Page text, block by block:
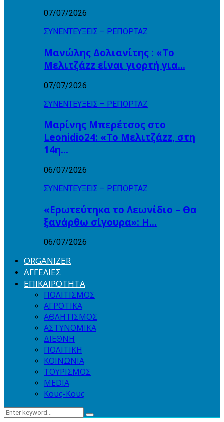
07/07/2026
ΣΥΝΕΝΤΕΥΞΕΙΣ – ΡΕΠΟΡΤΑΖ
Μανώλης Δολιανίτης : «Το
Μελιτζάzz είναι γιορτή για…
07/07/2026
ΣΥΝΕΝΤΕΥΞΕΙΣ – ΡΕΠΟΡΤΑΖ
Μαρίνης Μπερέτσος στο
Leonidio24: «Το Μελιτζάzz, στη
14η…
06/07/2026
ΣΥΝΕΝΤΕΥΞΕΙΣ – ΡΕΠΟΡΤΑΖ
«Ερωτεύτηκα το Λεωνίδιο – Θα
ξανάρθω σίγουρα»: Η…
06/07/2026
ORGANIZER
ΑΓΓΕΛΙΕΣ
ΕΠΙΚΑΙΡΟΤΗΤΑ
ΠΟΛΙΤΙΣΜΟΣ
ΑΓΡΟΤΙΚΑ
ΑΘΛΗΤΙΣΜΟΣ
ΑΣΤΥΝΟΜΙΚΑ
ΔΙΕΘΝΗ
ΠΟΛΙΤΙΚΗ
ΚΟΙΝΩΝΙΑ
ΤΟΥΡΙΣΜΟΣ
MEDIA
Κους-Κους
Search
Search